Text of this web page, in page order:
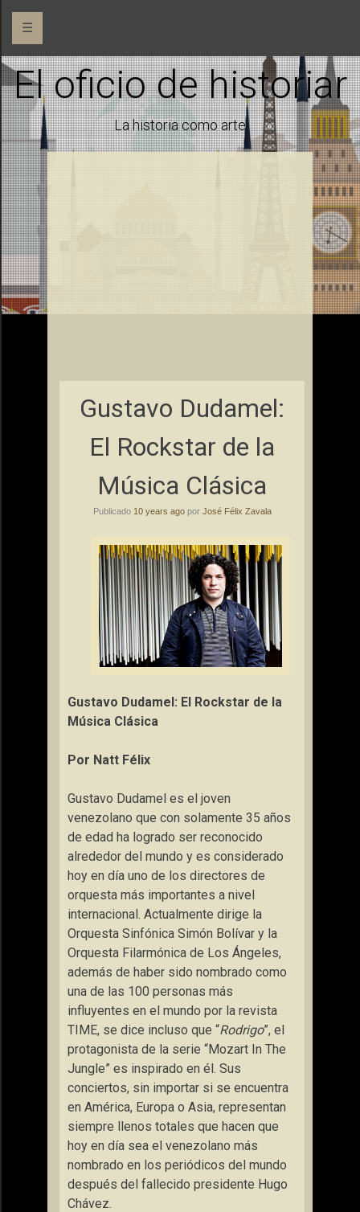
☰
El oficio de historiar
La historia como arte
Gustavo Dudamel:
El Rockstar de la
Música Clásica
Publicado 10 years agopor José Félix Zavala
Gustavo Dudamel: El Rockstar de la
Música Clásica
Por Natt Félix
Gustavo Dudamel es el joven
venezolano que con solamente 35 años
de edad ha logrado ser reconocido
alrededor del mundo y es considerado
hoy en día uno de los directores de
orquesta más importantes a nivel
internacional. Actualmente dirige la
Orquesta Sinfónica Simón Bolívar y la
Orquesta Filarmónica de Los Ángeles,
además de haber sido nombrado como
una de las 100 personas más
influyentes en el mundo por la revista
TIME, se dice incluso que “Rodrigo”, el
protagonista de la serie “Mozart In The
Jungle” es inspirado en él. Sus
conciertos, sin importar si se encuentra
en América, Europa o Asia, representan
siempre llenos totales que hacen que
hoy en día sea el venezolano más
nombrado en los periódicos del mundo
después del fallecido presidente Hugo
Chávez.